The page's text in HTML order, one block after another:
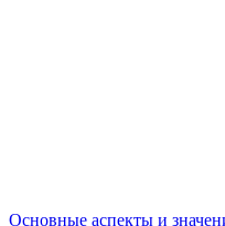
Основные аспекты и